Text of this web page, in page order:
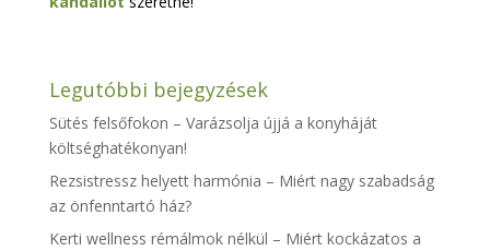
Legutóbbi bejegyzések
Sütés felsőfokon – Varázsolja újjá a konyháját
költséghatékonyan!
Rezsistressz helyett harmónia – Miért nagy szabadság
az önfenntartó ház?
Kerti wellness rémálmok nélkül – Miért kockázatos a